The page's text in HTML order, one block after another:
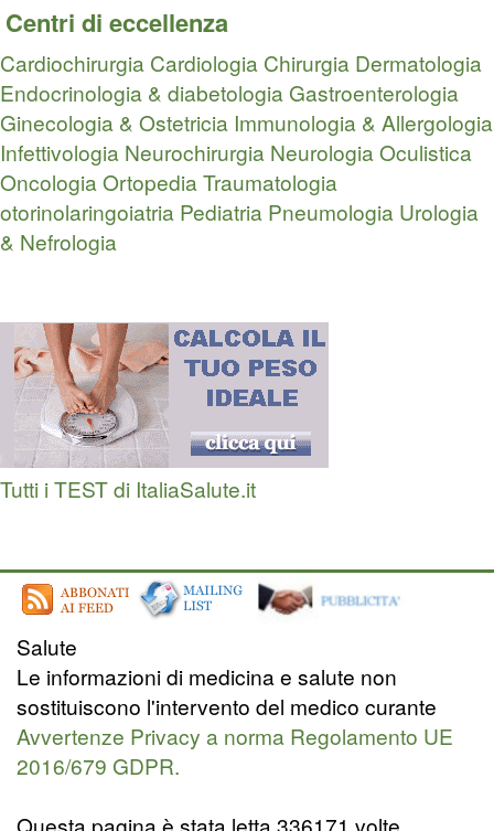
Centri di eccellenza
Cardiochirurgia Cardiologia Chirurgia Dermatologia
Endocrinologia & diabetologia Gastroenterologia
Ginecologia & Ostetricia Immunologia & Allergologia
Infettivologia Neurochirurgia NeurologiaOculistica
OncologiaOrtopedia Traumatologia
otorinolaringoiatria Pediatria Pneumologia Urologia
& Nefrologia
Tutti i TEST di ItaliaSalute.it
Salute
Le informazioni di medicina e salute non
sostituiscono l'intervento del medico curante
Avvertenze Privacy a norma Regolamento UE
2016/679 GDPR.